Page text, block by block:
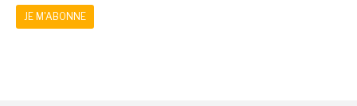
JE M'ABONNE